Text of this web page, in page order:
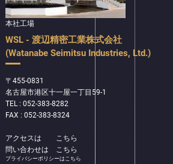
本社工場
WSL - 渡辺精密工業株式会社
(Watanabe Seimitsu Industries,
〒455-0831
名古屋市港区十一屋一丁目59-1
TEL : 052-383-8282
FAX : 052-383-8324
アクセスは こちら
問い合わせは こちら
プライバシーポリシーはこちら